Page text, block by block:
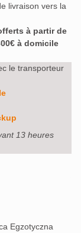
livraison vers la
à partir de
à domicile
le transporteur
13 heures
Egzotyczna